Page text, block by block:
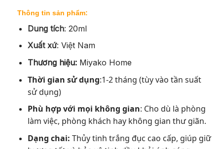
Thông tin sản phẩm:
Dung tích: 20ml
Xuất xứ: Việt Nam
Thương hiệu:Miyako Home
Thời gian sử dụng:1-2 tháng (tùy vào tần suất
sử dụng)
Phù hợp với mọi không gian: Cho dù là phòng
làm việc, phòng khách hay không gian thư giãn.
Dạng chai: Thủy tinh trắng đục cao cấp, giúp giữ